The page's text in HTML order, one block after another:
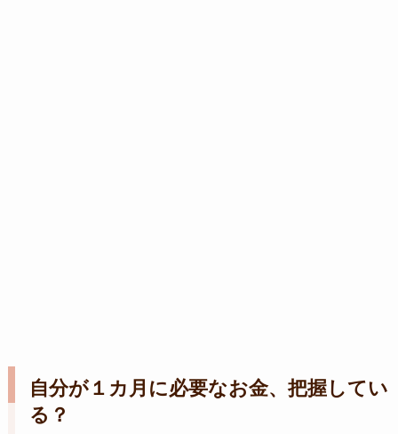
自分が１カ月に必要なお金、把握してい
る？